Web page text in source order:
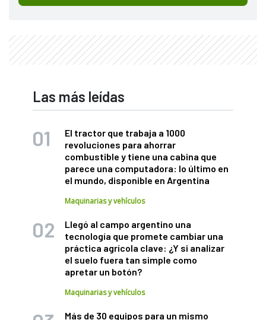
Las más leídas
El tractor que trabaja a 1000
revoluciones para ahorrar
combustible y tiene una cabina que
parece una computadora: lo último en
el mundo, disponible en Argentina
Maquinarias y vehículos
Llegó al campo argentino una
tecnología que promete cambiar una
práctica agrícola clave: ¿Y si analizar
el suelo fuera tan simple como
apretar un botón?
Maquinarias y vehículos
Más de 30 equipos para un mismo